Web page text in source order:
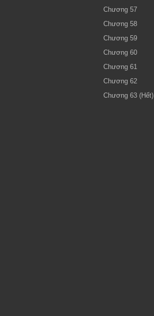
Chương 57
Chương 58
Chương 59
Chương 60
Chương 61
Chương 62
Chương 63 (Hết)